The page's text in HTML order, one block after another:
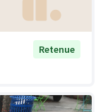
Retenue